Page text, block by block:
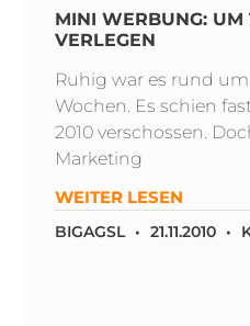
MINI WERBUNG: UM
VERLEGEN
Ruhig war es rund
Wochen. Es schien
2010 verschossen.
Marketing
WEITER LESEN
BIGAGSL 21.11.2010